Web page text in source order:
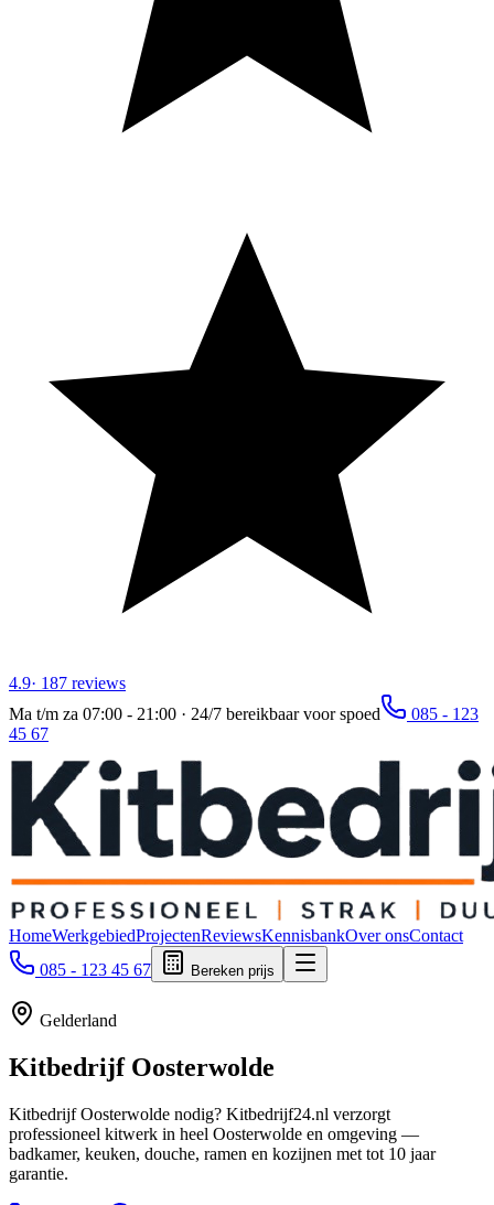
4.9· 187 reviews
Ma t/m za 07:00 - 21:00 · 24/7 bereikbaar voor spoed
085 - 123
45 67
HomeWerkgebiedProjectenReviewsKennisbankOver onsContact
085 - 123 45 67
Bereken prijs
Gelderland
Kitbedrijf Oosterwolde
Kitbedrijf Oosterwolde nodig? Kitbedrijf24.nl verzorgt
professioneel kitwerk in heel Oosterwolde en omgeving —
badkamer, keuken, douche, ramen en kozijnen met tot 10 jaar
garantie.